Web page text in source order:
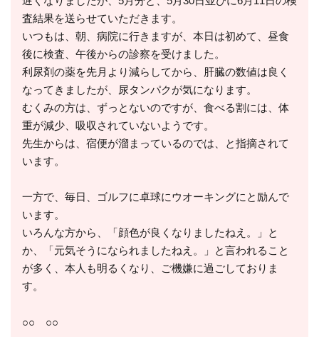
査結果を送らせていただきます。
いつもは、朝、病院に行きますが、本日は初めて、昼食
後に検査、午後からの診察を受けました。
利尿剤の薬を先月より減らしてから、肝臓の数値は良く
なってきましたが、尿タンパクが気になります。
むくみの方は、ずっとないのですが、食べる割には、体
重が減少、吸収されていないようです。
先生からは、宿便が溜まっているのでは、と指摘されて
います。
一方で、毎日、ゴルフに卓球にウオーキングにと励んで
います。
いろんな方から、「顔色が良くなりましたねえ。」と
か、「元気そうになられましたねえ。」と言われること
が多く、本人も明るくなり、ご機嫌に過ごしておりま
す。
○○ ○○